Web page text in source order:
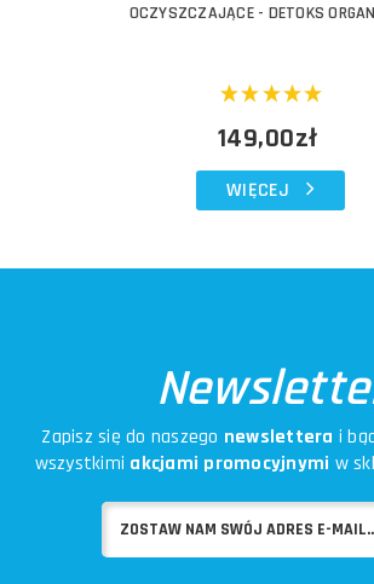
OCZYSZCZAJĄCE - DETOKS
149,00zł
WIĘCEJ
Zapisz się do naszego newslettera i
wszystkimi akcjami promocyjnymi w